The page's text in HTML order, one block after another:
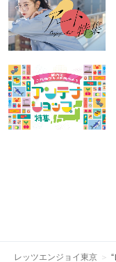
レッツエンジョイ東京